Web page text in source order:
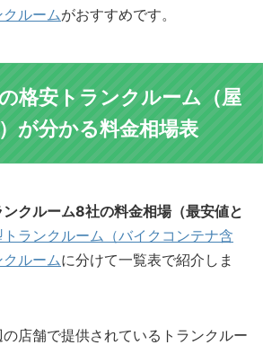
ルームがおすすめです。
格安トランクルーム（屋
が分かる料金相場表
クルーム8社の料金相場（最安値と
トランクルーム（バイクコンテナ含
ルームに分けて一覧表で紹介しま
店舗で提供されているトランクルー